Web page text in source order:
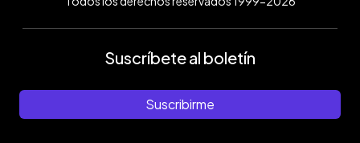
Suscríbete al boletín
Suscribirme